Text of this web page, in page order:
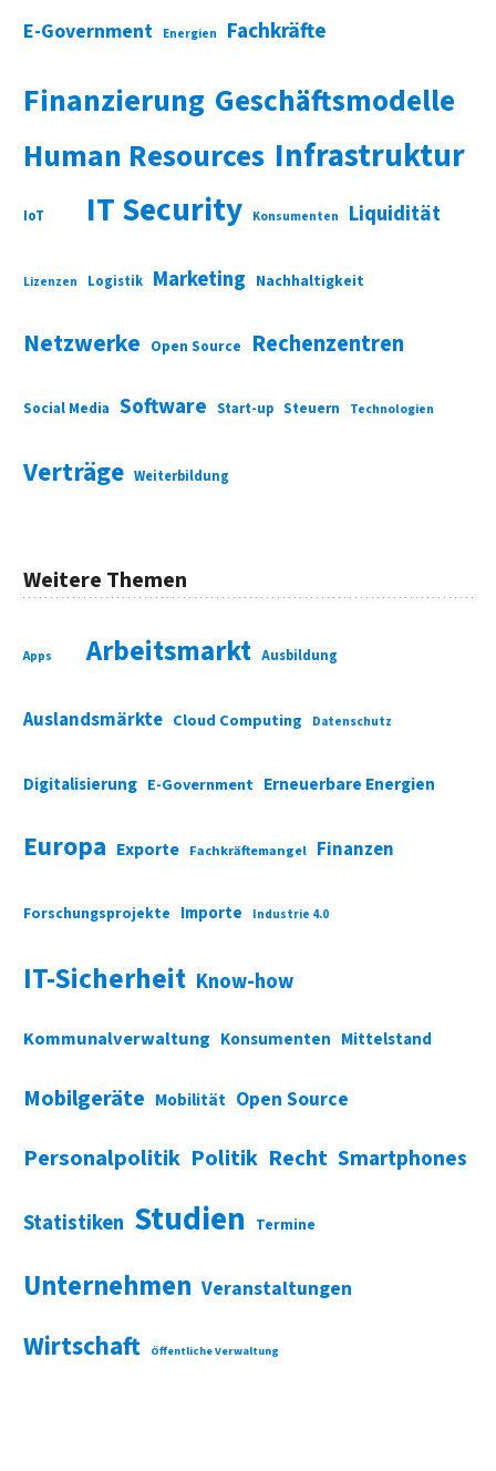
E-Government Energien Fachkräfte
Finanzierung Geschäftsmodelle
Human Resources Infrastruktur
IoT IT Security Konsumenten Liquidität
Lizenzen Logistik Marketing Nachhaltigkeit
Netzwerke Open Source Rechenzentren
Social Media Software Start-up Steuern Technologien
Verträge Weiterbildung
Weitere Themen
Apps Arbeitsmarkt Ausbildung
Auslandsmärkte Cloud Computing Datenschutz
Digitalisierung E-Government Erneuerbare Energien
Europa Exporte Fachkräftemangel Finanzen
Forschungsprojekte Importe Industrie 4.0
IT-Sicherheit Know-how
Kommunalverwaltung Konsumenten Mittelstand
Mobilgeräte Mobilität Open Source
Personalpolitik Politik Recht Smartphones
Statistiken Studien Termine
Unternehmen Veranstaltungen
Wirtschaft Öffentliche Verwaltung